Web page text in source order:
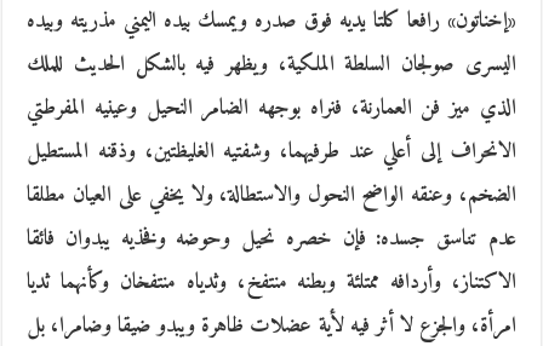
«إخناتون» رافعا كلتا يديه فوق صدره ويمسك بيده اليمني مذريته وبيده
اليسرى صولجان السلطة الملكية، ويظهر فيه بالشكل الحديث للملك
الذي ميز فن العمارنة، فنراه بوجهه الضامر النحيل وعينيه المفرطتي
الانحراف إلى أعلي عند طرفيهما، وشفتيه الغليظتين، وذقنه المستطيل
الضخم، وعنقه الواضح النحول والاستطالة، ولا يخفي على العيان مطلقا
عدم تناسق جسده: فإن خصره نحيل وحوضه وفخذيه يبدوان فائقا
الاكتناز، وأردافه ممتلئة وبطنه منتفخ، وثدياه منتفخان وكأنهما ثديا
امرأة، والجزع لا أثر فيه لأية عضلات ظاهرة ويبدو ضيقا وضامرا، بل